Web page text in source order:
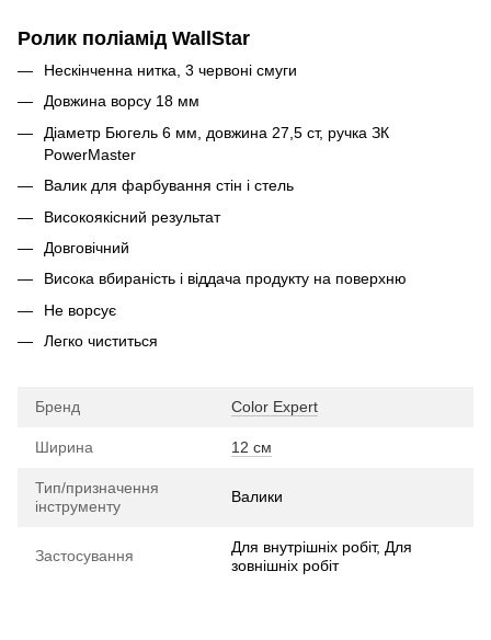
Ролик поліамід WallStar
Нескінченна нитка, 3 червоні смуги
Довжина ворсу 18 мм
Діаметр Бюгель 6 мм, довжина 27,5 ст, ручка ЗК
PowerMaster
Валик для фарбування стін і стель
Високоякісний результат
Довговічний
Висока вбираність і віддача продукту на поверхню
Не ворсує
Легко чиститься
Бренд Color Expert
Ширина 12 см
Тип/призначення
інструменту
Валики
Застосування
Для внутрішніх робіт, Для
зовнішніх робіт